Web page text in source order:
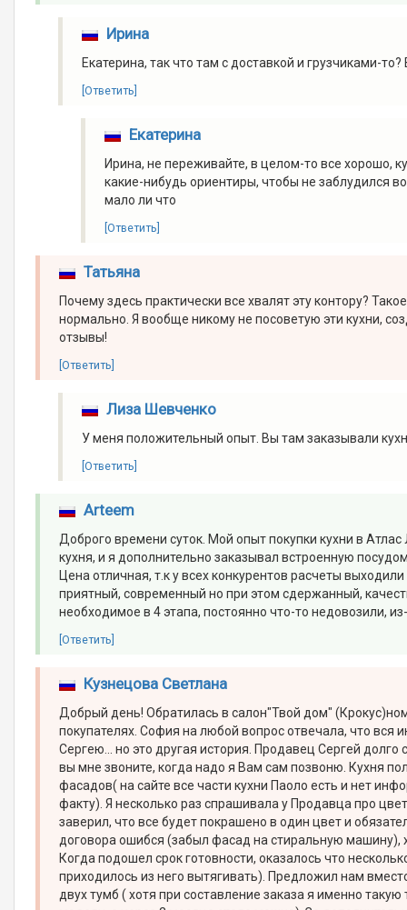
Ирина
Екатерина, так что там с доставкой и грузчиками-
[Ответить]
Екатерина
Ирина, не переживайте, в целом-то все хорошо,
какие-нибудь ориентиры, чтобы не заблудился
мало ли что
[Ответить]
Татьяна
Почему здесь практически все хвалят эту контору?
нормально. Я вообще никому не посоветую эти кухни,
отзывы!
[Ответить]
Лиза Шевченко
У меня положительный опыт. Вы там заказывали
[Ответить]
Arteem
Доброго времени суток. Мой опыт покупки кухни в
кухня, и я дополнительно заказывал встроенную
Цена отличная, т.к у всех конкурентов расчеты
приятный, современный но при этом сдержанный,
необходимое в 4 этапа, постоянно что-то недовозили,
[Ответить]
Кузнецова Светлана
Добрый день! Обратилась в салон"Твой дом"
покупателях. София на любой вопрос отвечала, что вся
Сергею... но это другая история. Продавец Сергей
вы мне звоните, когда надо я Вам сам позвоню. Кухня
фасадов( на сайте все части кухни Паоло есть и нет
факту). Я несколько раз спрашивала у Продавца про
заверил, что все будет покрашено в один цвет и
договора ошибся (забыл фасад на стиральную
Когда подошел срок готовности, оказалось что
приходилось из него вытягивать). Предложил нам
двух тумб ( хотя при составление заказа я именно